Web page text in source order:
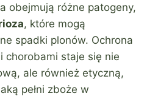
obejmują różne patogeny,
, które mogą
spadki plonów. Ochrona
chorobami staje się nie
ale również etyczną,
pełni zboże w